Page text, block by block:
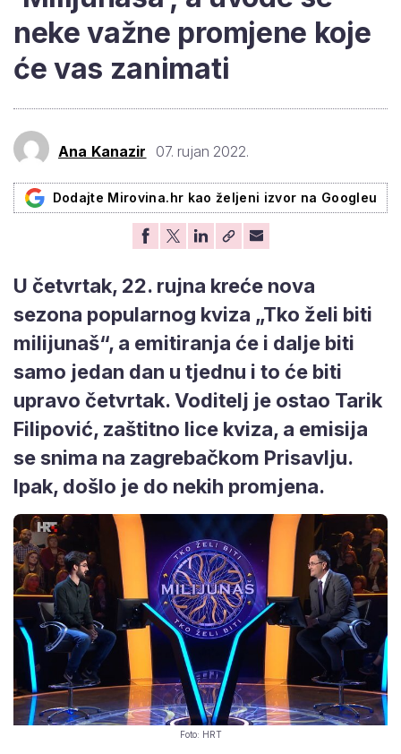
neke važne promjene koje
će vas zanimati
Ana Kanazir 07. rujan 2022.
Dodajte Mirovina.hr kao željeni izvor na Googleu
U četvrtak, 22. rujna kreće nova
sezona popularnog kviza „Tko želi biti
milijunaš“, a emitiranja će i dalje biti
samo jedan dan u tjednu i to će biti
upravo četvrtak. Voditelj je ostao Tarik
Filipović, zaštitno lice kviza, a emisija
se snima na zagrebačkom Prisavlju.
Ipak, došlo je do nekih promjena.
Foto: HRT